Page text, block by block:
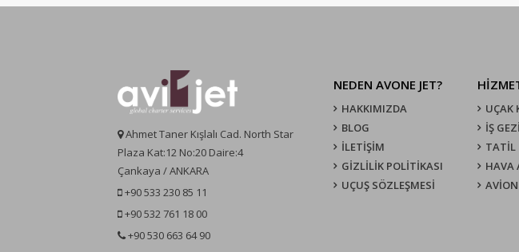
Ahmet Taner Kışlalı Cad. North Star
Plaza Kat:12 No:20 Daire:4
Çankaya / ANKARA
+90 533 230 85 11
+90 532 761 18 00
+90 530 663 64 90
NEDEN AVONE JET?
HAKKIMIZDA
BLOG
İLETİŞİM
GİZLİLİK POLİTİKASI
UÇUŞ SÖZLEŞMESI
UÇAK
İŞ
TATİL
HAVA